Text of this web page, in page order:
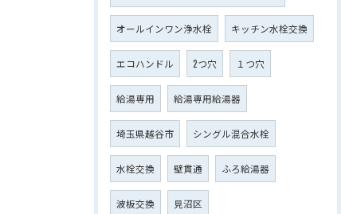
オールインワン浄水栓 キッチン水栓交換
エコハンドル 2つ穴 １つ穴
給湯専用 給湯専用給湯器
埼玉県越谷市 シングル混合水栓
水栓交換 壁貫通 ふろ給湯器
波板交換 見沼区